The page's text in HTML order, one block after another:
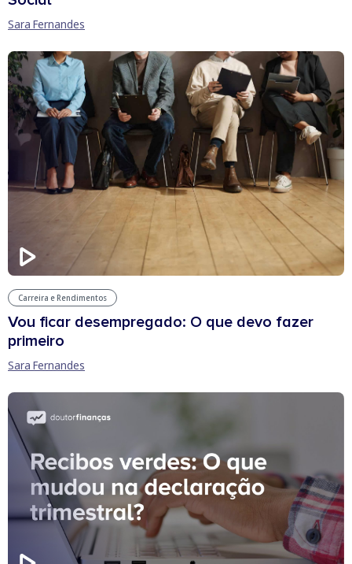
Sara Fernandes
Carreira e Rendimentos
Vou ficar desempregado: O que devo fazer
primeiro
Sara Fernandes